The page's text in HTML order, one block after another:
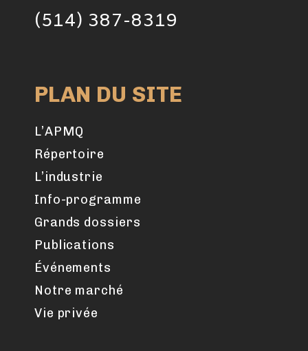
(514) 387-8319
PLAN DU SITE
L’APMQ
Répertoire
L’industrie
Info-programme
Grands dossiers
Publications
Événements
Notre marché
Vie privée